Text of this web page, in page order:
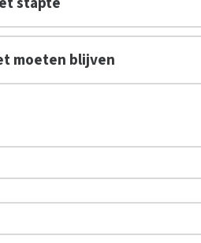
moeten blijven